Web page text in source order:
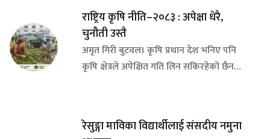
राष्ट्रिय कृषि नीति–२०८३ : अपेक्षा धेरै,
चुनौती उस्तै
अमृत गिरी बुटवल। कृषि प्रधान देश भनिए पनि
कृषि क्षेत्रले अपेक्षित गति लिन सकिरहेको छैन…
रेसुङ्गा माविका विद्यार्थीलाई संसदीय नमुना